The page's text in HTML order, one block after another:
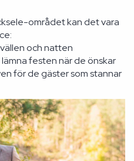
området kan det vara
och natten
festen när de önskar
för de gäster som stannar